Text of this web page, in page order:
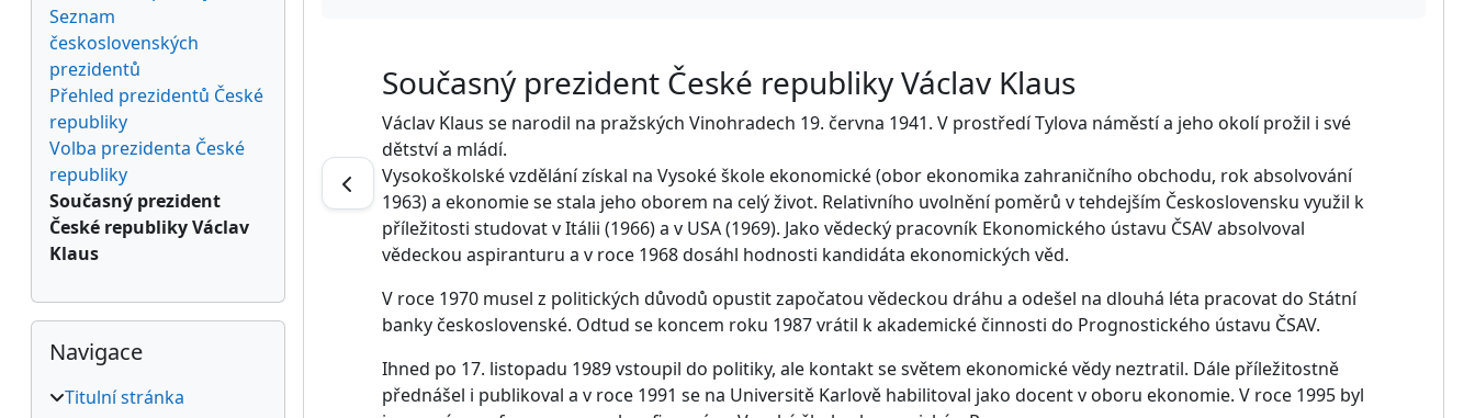
Současný prezident České republiky Václav Klaus
Václav Klaus se narodil na pražských Vinohradech 19. června 1941. V prostředí Tylova náměstí a jeho okolí prožil i své
dětství a mládí.
Vysokoškolské vzdělání získal na Vysoké škole ekonomické (obor ekonomika zahraničního obchodu, rok absolvování
1963) a ekonomie se stala jeho oborem na celý život. Relativního uvolnění poměrů v tehdejším Československu využil k
příležitosti studovat v Itálii (1966) a v USA (1969). Jako vědecký pracovník Ekonomického ústavu ČSAV absolvoval
vědeckou aspiranturu a v roce 1968 dosáhl hodnosti kandidáta ekonomických věd.
V roce 1970 musel z politických důvodů opustit započatou vědeckou dráhu a odešel na dlouhá léta pracovat do Státní
banky československé. Odtud se koncem roku 1987 vrátil k akademické činnosti do Prognostického ústavu ČSAV.
Ihned po 17. listopadu 1989 vstoupil do politiky, ale kontakt se světem ekonomické vědy neztratil. Dále příležitostně
přednášel i publikoval a v roce 1991 se na Universitě Karlově habilitoval jako docent v oboru ekonomie. V roce 1995 byl
Seznam
československých
prezidentů
Přehled prezidentů České
republiky
Volba prezidenta České
republiky
Současný prezident
České republiky Václav
Klaus
Přeskočit: Navigace
Navigace
Titulní stránka